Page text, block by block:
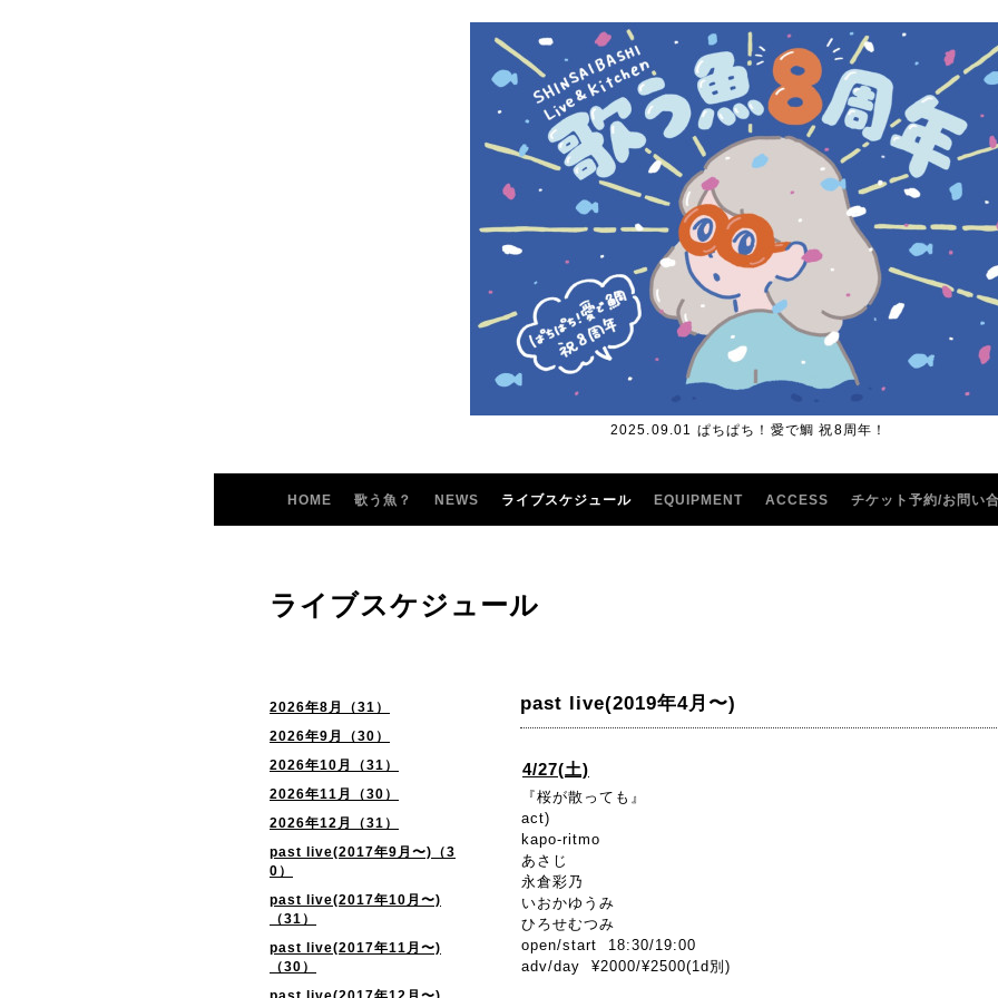
2025.09.01 ぱちぱち！愛で鯛 祝8周年！
HOME 歌う魚？ NEWS ライブスケジュール EQUIPMENT ACCESS チケット予約/お問い
2026年8月（31）
2026年9月（30）
2026年10月（31）
2026年11月（30）
2026年12月（31）
past live(2017年9月〜)（3
0）
past live(2017年10月〜)
（31）
past live(2017年11月〜)
（30）
ライブスケジュール
past live(2019年4月〜)
4/27(土)
『桜が散っても』
act)
kapo-ritmo
あさじ
永倉彩乃
いおかゆうみ
ひろせむつみ
open/start 18:30/19:00
adv/day ¥2000/¥2500(1d別)